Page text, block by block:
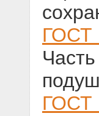
ГОСТ
ГОСТ